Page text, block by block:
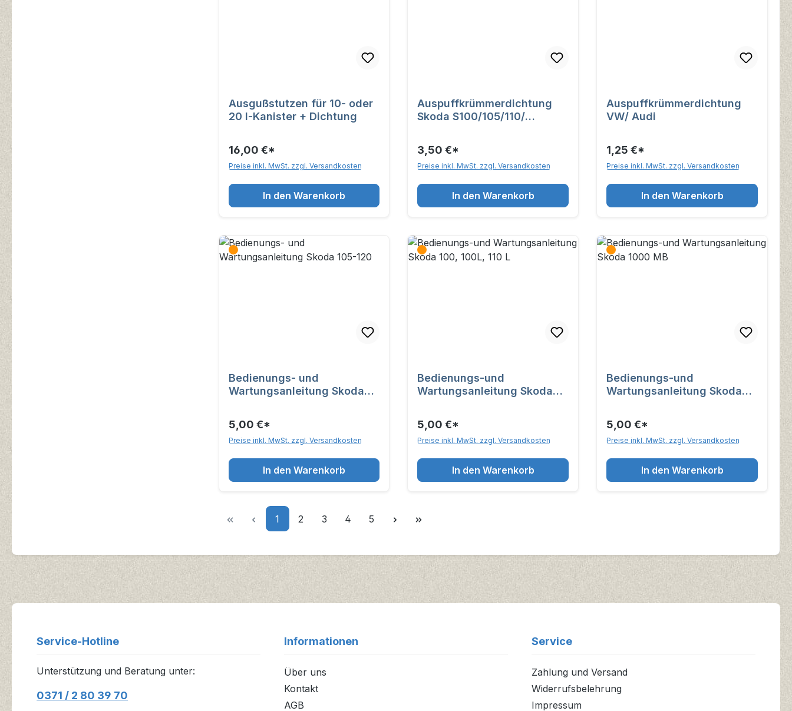
Ausgußstutzen für 10- oder
20 l-Kanister + Dichtung
16,00 €*
Preise inkl. MwSt. zzgl. Versandkosten
In den Warenkorb
Auspuffkrümmerdichtung
Skoda S100/105/110/
3,50 €*
Preise inkl. MwSt. zzgl. Versandkosten
In den Warenkorb
Auspuffkrümmerdichtung
VW/ Audi
1,25 €*
Preise inkl. MwSt. zzgl. Versandkosten
In den Warenkorb
Bedienungs- und
Wartungsanleitung Skoda
5,00 €*
Preise inkl. MwSt. zzgl. Versandkosten
In den Warenkorb
Bedienungs-und
Wartungsanleitung Skoda
5,00 €*
Preise inkl. MwSt. zzgl. Versandkosten
In den Warenkorb
Bedienungs-und
Wartungsanleitung Skoda
5,00 €*
Preise inkl. MwSt. zzgl. Versandkosten
In den Warenkorb
Seite
1 Seite
2 Seite
3 Seite
4 Seite
5
Service-Hotline
Unterstützung und Beratung unter:
0371 / 2 80 39 70
Informationen
Über uns
Kontakt
AGB
Service
Zahlung und Versand
Widerrufsbelehrung
Impressum